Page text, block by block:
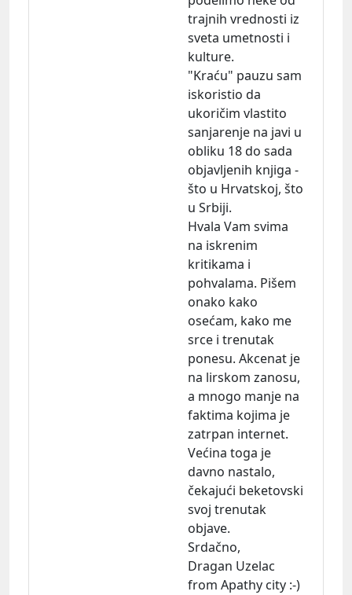
trajnih vrednosti iz
sveta umetnosti i
kulture.
"Kraću" pauzu sam
iskoristio da
ukoričim vlastito
sanjarenje na javi u
obliku 18 do sada
objavljenih knjiga -
što u Hrvatskoj, što
u Srbiji.
Hvala Vam svima
na iskrenim
kritikama i
pohvalama. Pišem
onako kako
osećam, kako me
srce i trenutak
ponesu. Akcenat je
na lirskom zanosu,
a mnogo manje na
faktima kojima je
zatrpan internet.
Većina toga je
davno nastalo,
čekajući beketovski
svoj trenutak
objave.
Srdačno,
Dragan Uzelac
from Apathy city :-)